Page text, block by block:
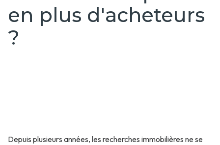
en plus d'acheteurs
?
Depuis plusieurs années, les recherches immobilières ne se